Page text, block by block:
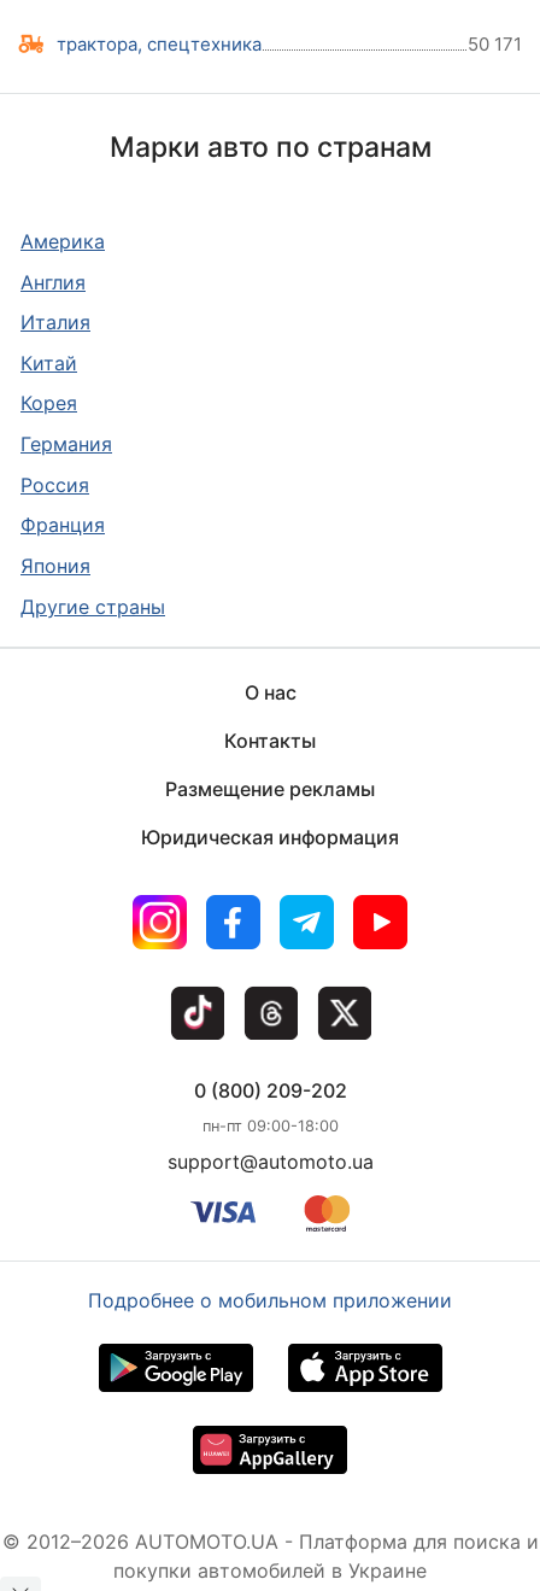
трактора, спецтехника 50 171
Марки авто по странам
Америка
Англия
Италия
Китай
Корея
Германия
Россия
Франция
Япония
Другие страны
О нас
Контакты
Размещение рекламы
Юридическая информация
0 (800) 209-202
пн-пт 09:00-18:00
support@automoto.ua
Подробнее о мобильном приложении
© 2012–2026 AUTOMOTO.UA - Платформа для поиска и
покупки автомобилей в Украине